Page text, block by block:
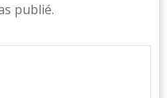
publié.